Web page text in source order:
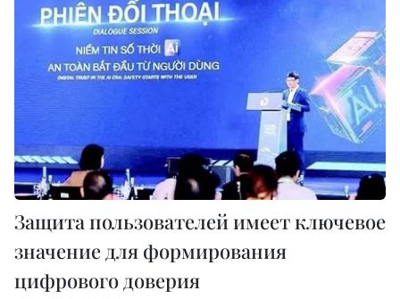
Защита пользователей имеет ключевое
значение для формирования
цифрового доверия